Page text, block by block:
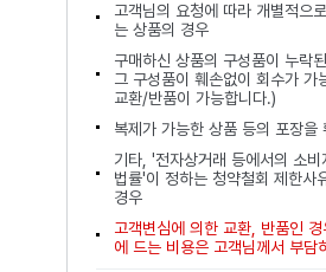
고객님의 요청에 따라 개별적으
는 상품의 경우
구매하신 상품의 구성품이 누락
그 구성품이 훼손없이 회수가 가
교환/반품이 가능합니다.)
복제가 가능한 상품 등의 포장을
기타, '전자상거래 등에서의 소비
법률'이 정하는 청약철회 제한사
경우
고객변심에 의한 교환, 반품인
에 드는 비용은 고객님께서 부담